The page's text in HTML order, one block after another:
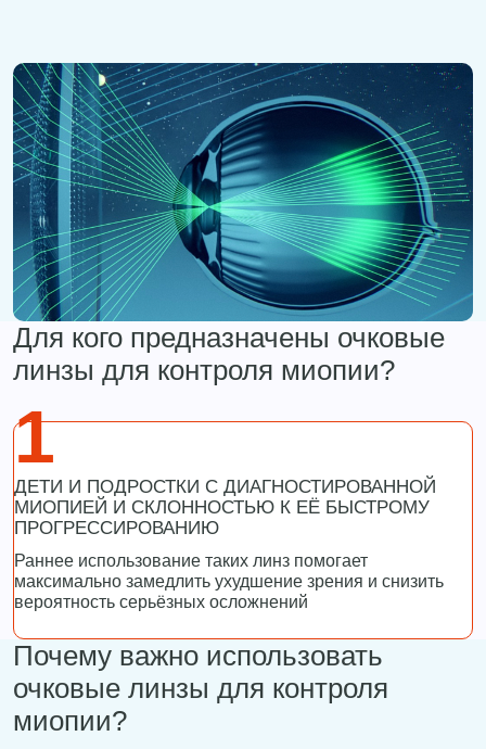
Для кого предназначены очковые
линзы для контроля миопии?
1
ДЕТИ И ПОДРОСТКИ С ДИАГНОСТИРОВАННОЙ
МИОПИЕЙ И СКЛОННОСТЬЮ К ЕЁ БЫСТРОМУ
ПРОГРЕССИРОВАНИЮ
Раннее использование таких линз помогает
максимально замедлить ухудшение зрения и снизить
вероятность серьёзных осложнений
Почему важно использовать
очковые линзы для контроля
миопии?